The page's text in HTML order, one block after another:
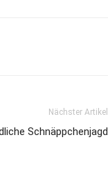
Nächster Artikel
Schnäppchenjagd